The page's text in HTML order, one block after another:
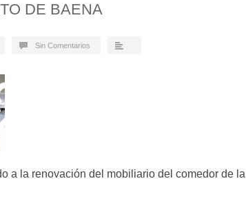
DE BAENA
Sin Comentarios
a la renovación del mobiliario del comedor de